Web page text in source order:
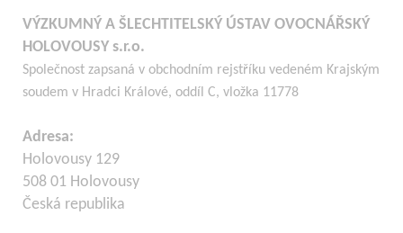
VÝZKUMNÝ A ŠLECHTITELSKÝ ÚSTAV OVOCNÁŘSKÝ
HOLOVOUSY s.r.o.
Společnost zapsaná v obchodním rejstříku vedeném Krajským
soudem v Hradci Králové, oddíl C, vložka 11778
Adresa:
Holovousy 129
508 01 Holovousy
Česká republika